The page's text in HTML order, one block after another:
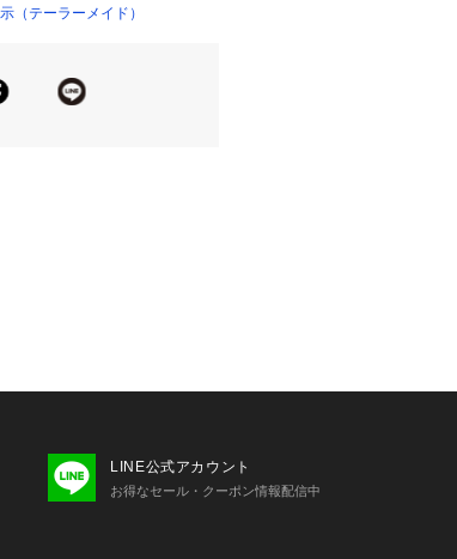
（テーラーメイド）
LINE公式アカウント
お得なセール・クーポン情報配信中